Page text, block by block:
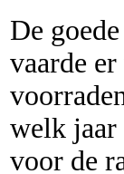
De
vaarde
welk jaar
voor de